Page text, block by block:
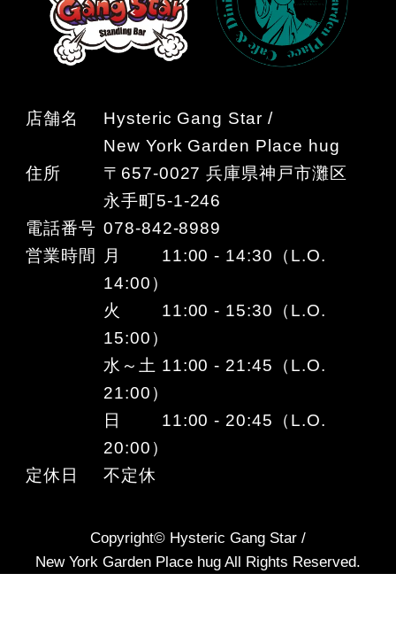
店舗名
Hysteric Gang Star /
New York Garden Place hug
住所
〒657-0027 兵庫県神戸市灘区
永手町5-1-246
電話番号 078-842-8989
営業時間
月 11:00 - 14:30（L.O.
14:00）
火 11:00 - 15:30（L.O.
15:00）
水～土 11:00 - 21:45（L.O.
21:00）
日 11:00 - 20:45（L.O.
20:00）
定休日
不定休
Copyright© Hysteric Gang Star /
New York Garden Place hug All Rights Reserved.